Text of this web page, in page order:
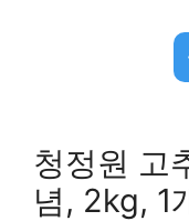
청정원 고
념, 2kg, 1